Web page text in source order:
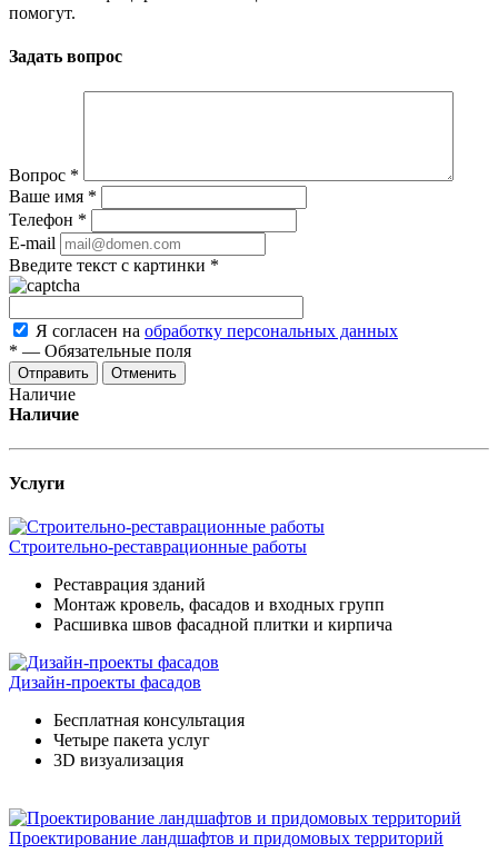
помогут.
Задать вопрос
Вопрос *
Ваше имя *
Телефон *
E-mail
Введите текст с картинки *
Я согласен на обработку персональных данных
* — Обязательные поля
Отменить
Наличие
Наличие
Услуги
Строительно-реставрационные работы
Реставрация зданий
Монтаж кровель, фасадов и входных групп
Расшивка швов фасадной плитки и кирпича
Дизайн-проекты фасадов
Бесплатная консультация
Четыре пакета услуг
3D визуализация
Проектирование ландшафтов и придомовых территорий